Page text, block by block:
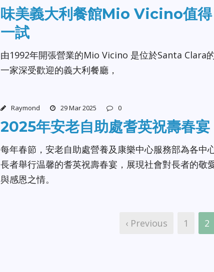
味美義大利餐館Mio Vicino值得
一試
由1992年開張營業的Mio Vicino 是位於Santa Clara
一家深受歡迎的義大利餐廳，
Raymond 29 Mar 2025 0
2025年安老自助處耆英祝壽春宴
每年春節，安老自助處營養及康樂中心服務部為各中
長者舉行温馨的耆英祝壽春宴，展現社會對長者的敬
與感恩之情。
‹ Previous 1 2